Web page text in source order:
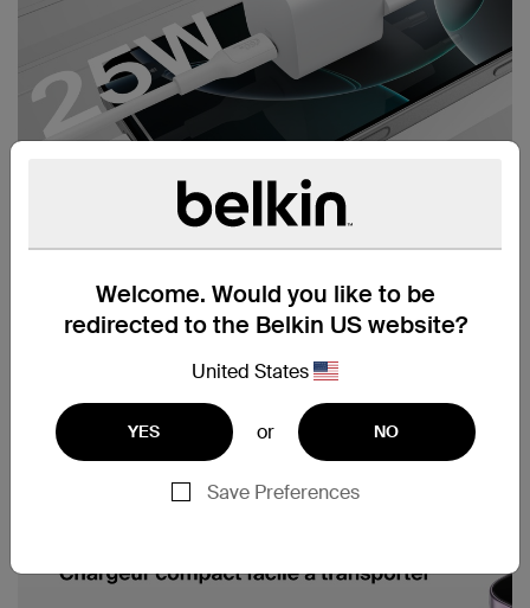
Welcome. Would you like to be
redirected to the Belkin US website?
United States
YES or NO
Save Preferences